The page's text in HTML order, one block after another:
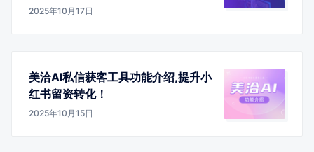
2025年10月17日
美洽AI私信获客工具功能介绍,提升小
红书留资转化！
2025年10月15日